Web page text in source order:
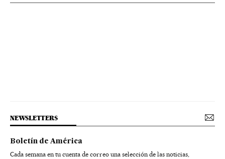
NEWSLETTERS
Boletín de América
Cada semana en tu cuenta de correo una selección de las noticias,